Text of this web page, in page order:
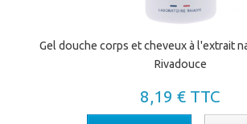
Gel douche corps et cheveux à l'extrait
Rivadouce
8,19 € TTC